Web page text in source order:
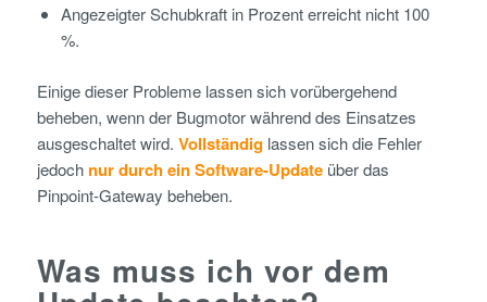
Angezeigter Schubkraft in Prozent erreicht nicht 100
%.
Einige dieser Probleme lassen sich vorübergehend
beheben, wenn der Bugmotor während des Einsatzes
ausgeschaltet wird. Vollständiglassen sich die Fehler
jedochnur durch ein Software-Updateüber das
Pinpoint-Gateway beheben.
Was muss ich vor dem